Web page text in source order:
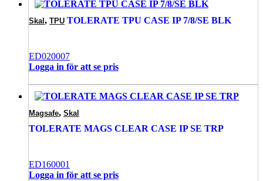
Skal , TPU TOLERATE TPU CASE IP 7/8/SE BLK
ED020007
Logga in för att se pris
Magsafe, Skal
TOLERATE MAGS CLEAR CASE IP SE TRP
ED160001
Logga in för att se pris